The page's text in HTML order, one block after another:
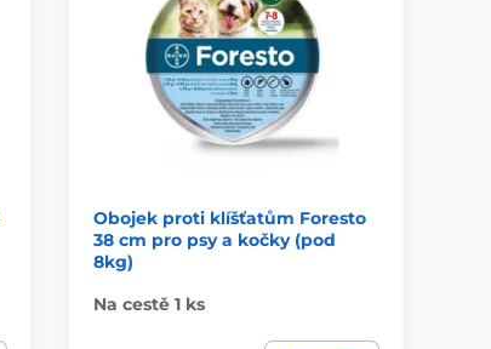
Obojek proti klíšťatům Foresto
38 cm pro psy a kočky (pod
8kg)
Na cestě 1 ks